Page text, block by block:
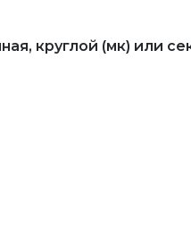
круглой (мк) или